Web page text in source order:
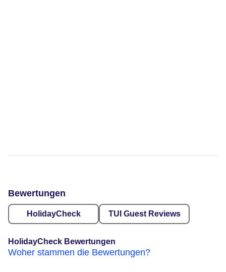
Bewertungen
HolidayCheck TUI Guest Reviews
HolidayCheck Bewertungen
Woher stammen die Bewertungen?